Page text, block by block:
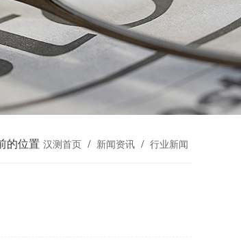
的位置 汉测首页 / 新闻资讯 / 行业新闻